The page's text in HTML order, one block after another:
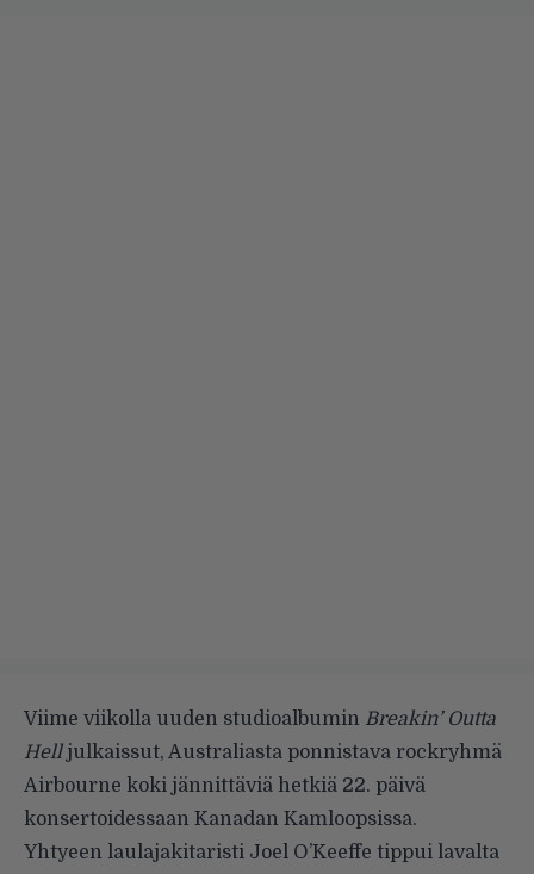
Viime viikolla uuden studioalbumin Breakin’ Outta
Helljulkaissut, Australiasta ponnistava rockryhmä
Airbourne koki jännittäviä hetkiä 22. päivä
konsertoidessaan Kanadan Kamloopsissa.
Yhtyeen laulajakitaristi Joel O’Keeffe tippui lavalta